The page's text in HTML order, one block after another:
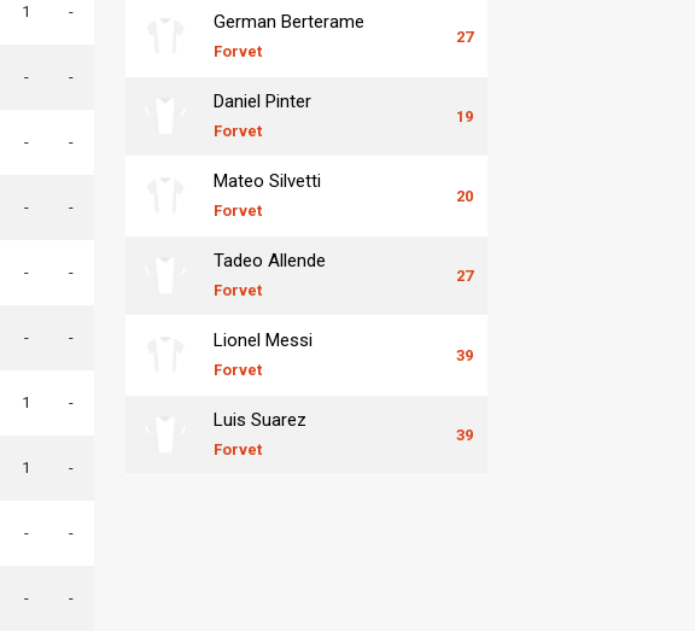
1 -
- -
- -
- -
- -
- -
1 -
1 -
- -
- -
German Berterame
Forvet
27
Daniel Pinter
Forvet
19
Mateo Silvetti
Forvet
20
Tadeo Allende
Forvet
27
Lionel Messi
Forvet
39
Luis Suarez
Forvet
39